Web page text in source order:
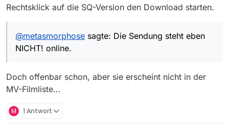
MediathekViewWeb
Rechtsklick auf die SQ-Version den Download starten.
@metasmorphose sagte: Die Sendung steht eben
NICHT! online.
Doch offenbar schon, aber sie erscheint nicht in der
MV-Filmliste…
M 1 Antwort